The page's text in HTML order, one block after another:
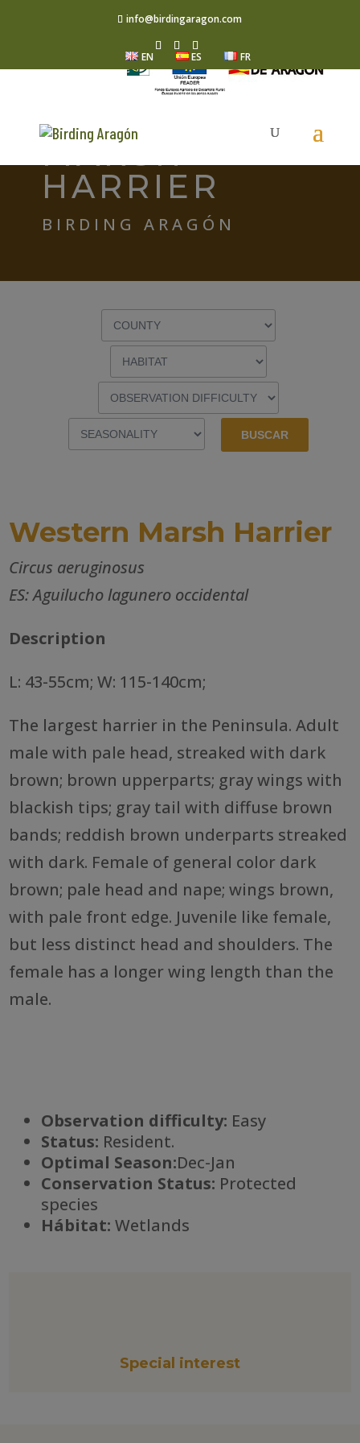
info@birdingaragon.com
EN ES FR
WESTERN
MARSH
HARRIER
BIRDING ARAGÓN
Western Marsh Harrier
Circus aeruginosus
ES: Aguilucho lagunero occidental
Description
L: 43-55cm; W: 115-140cm;
The largest harrier in the Peninsula. Adult
male with pale head, streaked with dark
brown; brown upperparts; gray wings with
blackish tips; gray tail with diffuse brown
bands; reddish brown underparts streaked
with dark. Female of general color dark
brown; pale head and nape; wings brown,
with pale front edge. Juvenile like female,
but less distinct head and shoulders. The
female has a longer wing length than the
male.
Observation difficulty: Easy
Status: Resident.
Optimal Season:Dec-Jan
Conservation Status: Protected
species
Hábitat: Wetlands
Special interest